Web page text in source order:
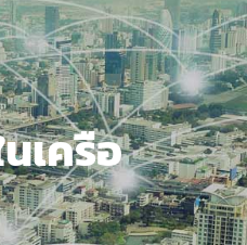
เครือ